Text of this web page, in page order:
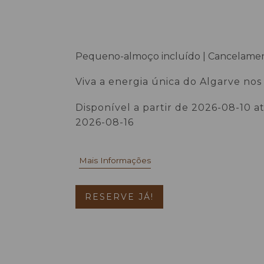
Pequeno-almoço incluído |
Viva a energia única do Algarve nos
Disponível a partir de 2026-08-10
2026-08-16
RESERVE JÁ!
Mais Informações